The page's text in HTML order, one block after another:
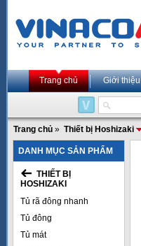
Trang chủ Giới thiệu
Trang chủ » Thiết bị Hoshizaki
DANH MỤC SẢN PHẨM
THIẾT BỊ
HOSHIZAKI
Tủ rã đông nhanh
Tủ đông
Tủ mát